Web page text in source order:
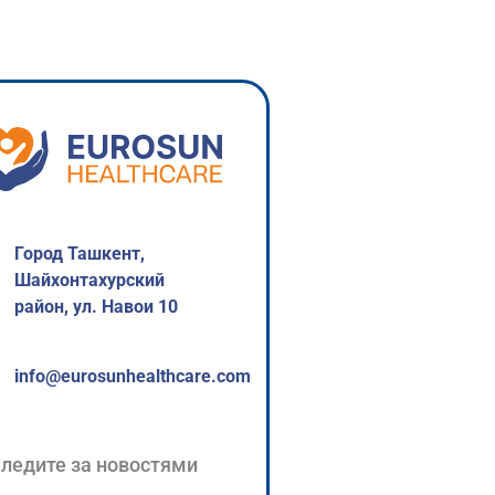
Город Ташкент,
Шайхонтахурский
район, ул. Навои 10
info@eurosunhealthcare.com
за новостями